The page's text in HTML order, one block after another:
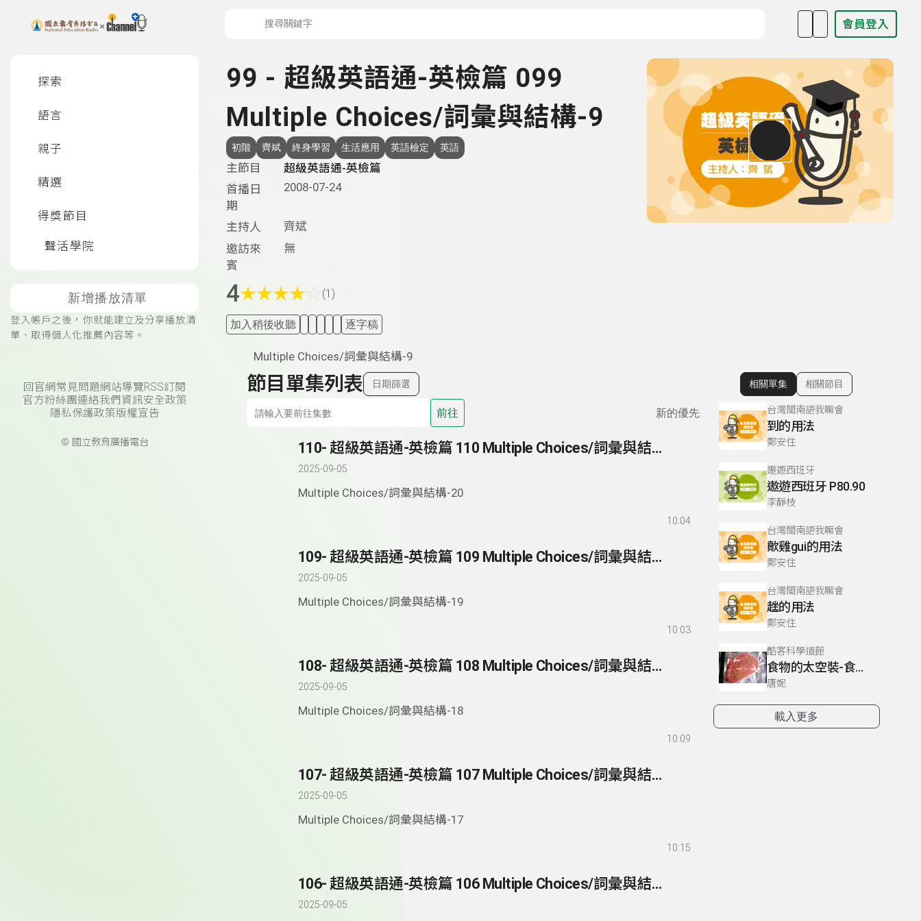
上方功能區塊 會員登入
探索
語言
親子
精選
得獎節目
聲活學院
新增播放清單
登入帳戶之後，你就能建立及分享播放清
單、取得個人化推薦內容等。
回官網常見問題網站導覽RSS訂閱
官方粉絲團連絡我們 資訊安全政策
隱私保護政策版權宣告
© 國立教育廣播電台
99 - 超級英語通-英檢篇 099
Multiple Choices/詞彙與結構-9
初階 齊斌 終身學習 生活應用 英語檢定 英語
主節目
超級英語通-英檢篇
首播日
期
2008-07-24
主持人
齊斌
邀訪來
賓
無
4★★★★ (1)
加入稍後收聽 逐字稿
Multiple Choices/詞彙與結構-9
節目單集列表 日期篩選
前往 新的優先
110- 超級英語通-英檢篇 110 Multiple Choices/詞彙與結構-20
2025-09-05
Multiple Choices/詞彙與結構-20
10:04
109- 超級英語通-英檢篇 109 Multiple Choices/詞彙與結構-19
2025-09-05
Multiple Choices/詞彙與結構-19
10:03
108- 超級英語通-英檢篇 108 Multiple Choices/詞彙與結構-18
2025-09-05
Multiple Choices/詞彙與結構-18
10:09
107- 超級英語通-英檢篇 107 Multiple Choices/詞彙與結構-17
2025-09-05
Multiple Choices/詞彙與結構-17
10:15
106- 超級英語通-英檢篇 106 Multiple Choices/詞彙與結構-16
2025-09-05
顯示相關單集
相關單集 相關節目
台灣閩南語我嘛會
到的用法
鄭安住
遨遊西班牙
遨遊西班牙 P80.90
李靜枝
台灣閩南語我嘛會
歕雞gui的用法
鄭安住
台灣閩南語我嘛會
趖的用法
鄭安住
酷客科學道館
食物的太空裝-食物的科學(五)
唐妮
載入更多